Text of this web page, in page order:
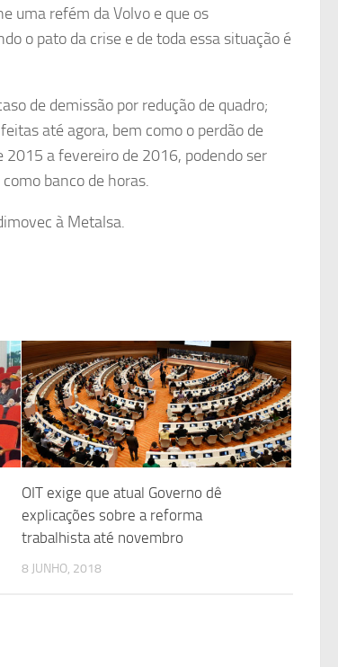
uma refém da Volvo e que os
o pato da crise e de toda essa situação é
de demissão por redução de quadro;
até agora, bem como o perdão de
a fevereiro de 2016, podendo ser
banco de horas.
à Metalsa.
OIT exige que atual Governo dê
explicações sobre a reforma
trabalhista até novembro
8 JUNHO, 2018